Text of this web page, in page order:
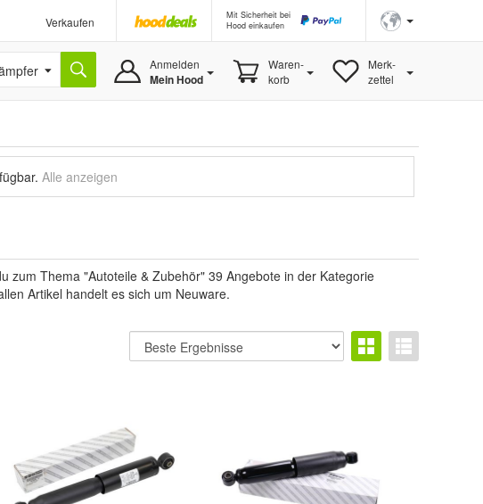
Verkaufen
Mit Sicherheit bei
Hood einkaufen
Anmelden
Mein Hood
Waren-
korb
Merk-
zettel
Alle anzeigen
zum Thema "Autoteile & Zubehör" 39 Angebote in der Kategorie
Artikel handelt es sich um Neuware.